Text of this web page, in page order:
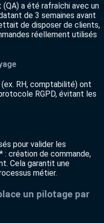
(QA) a été rafraîchi avec un
de 3 semaines avant
de disposer de clients,
réellement utilisés
RH, comptabilité) ont
RGPD, évitant les
pour valider les
création de commande,
Cela garantit une
métier.
un pilotage par